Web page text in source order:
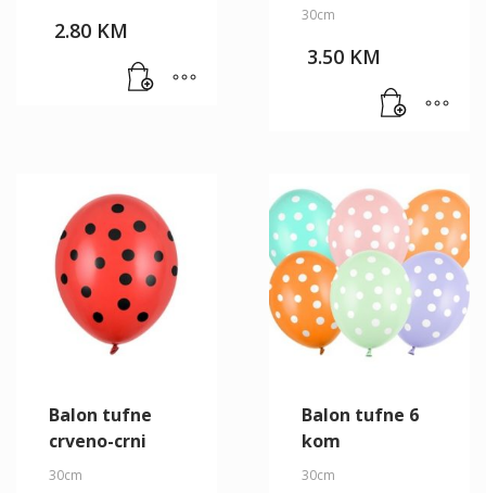
2.80 KM
30cm
3.50 KM
Balon tufne
crveno-crni
30cm
Balon tufne 6
kom
30cm